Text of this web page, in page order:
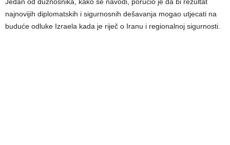
Jedan od dužnosnika, kako se navodi, poručio je da bi rezultat
najnovijih diplomatskih i sigurnosnih dešavanja mogao utjecati na
buduće odluke Izraela kada je riječ o Iranu i regionalnoj sigurnosti.